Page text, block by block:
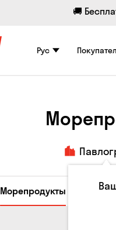
🚚
Рус
Морепродукты